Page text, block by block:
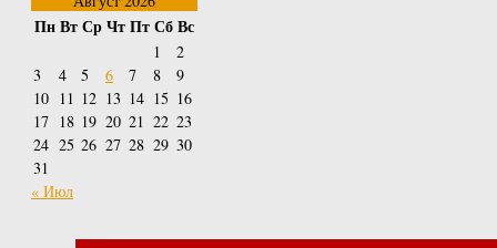
ПнВтСрЧтПтСбВс
1
2
3
4 5 6 7 8
9
10 11 12 13 14 15 16
17 18 19 20 21 22 23
24 25 26 27 28 29 30
31
« Июл